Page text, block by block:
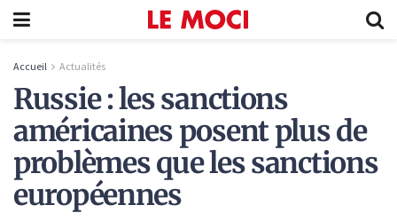
Accueil Actualités
Russie : les sanctions
américaines posent plus de
problèmes que les sanctions
européennes